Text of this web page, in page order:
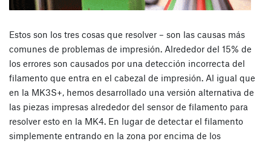
Estos son los tres cosas que resolver – son las causas más
comunes de problemas de impresión. Alrededor del 15% de
los errores son causados por una detección incorrecta del
filamento que entra en el cabezal de impresión. Al igual que
en la MK3S+, hemos desarrollado una versión alternativa de
las piezas impresas alrededor del sensor de filamento para
resolver esto en la MK4. En lugar de detectar el filamento
simplemente entrando en la zona por encima de los